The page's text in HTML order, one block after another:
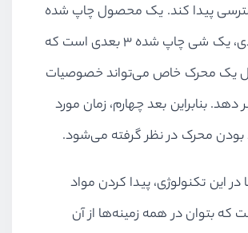
پیدا کند. یک محصول چاپ شده
به روش 4 بعدی، یک شی چاپ شده 3 بعدی است که
یک محرک خاص می‌تواند خصوصیات
بنابراین بعد چهارم، زمان مورد
بودن محرک در نظر گرفته می‌شود.
این تکنولوژی، پیدا کردن مواد
بتوان در همه زمینه‌ها از آن